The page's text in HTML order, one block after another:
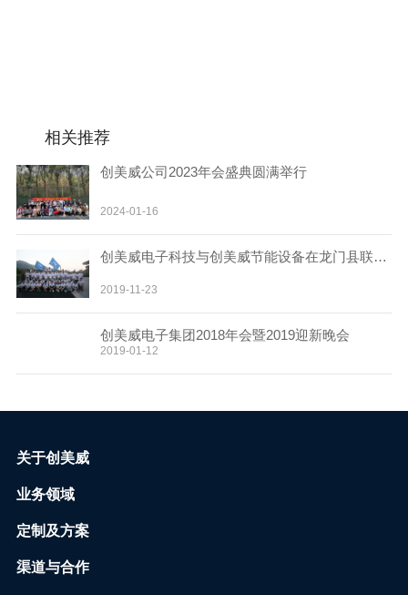
相关推荐
创美威公司2023年会盛典圆满举行
2024-01-16
创美威电子科技与创美威节能设备在龙门县联合组织户外文化建设
2019-11-23
创美威电子集团2018年会暨2019迎新晚会
2019-01-12
关于创美威
业务领域
定制及方案
渠道与合作